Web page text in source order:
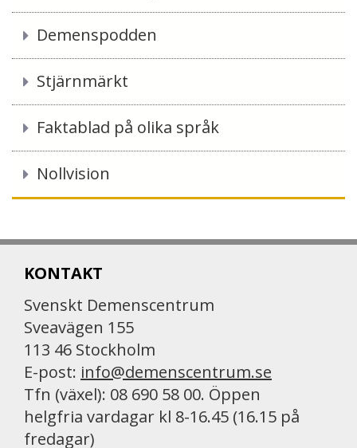
Demenspodden
Stjärnmärkt
Faktablad på olika språk
Nollvision
KONTAKT
Svenskt Demenscentrum
Sveavägen 155
113 46 Stockholm
E-post: info@demenscentrum.se
Tfn (växel): 08 690 58 00. Öppen
helgfria vardagar kl 8-16.45 (16.15 på
fredagar)